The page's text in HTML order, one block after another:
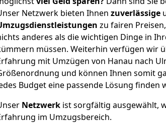
Netzwerk bieten Ihnen zuverlässige
zu fairen
anderes als die wichtigen Dinge in
müssen. Weiterhin verfügen wir
mit Umzügen von Hanau nach
und können Ihnen somit
Budget eine passende Lösung finden
Netzwerk ist sorgfältig ausgewählt,
im Umzugsbereich.